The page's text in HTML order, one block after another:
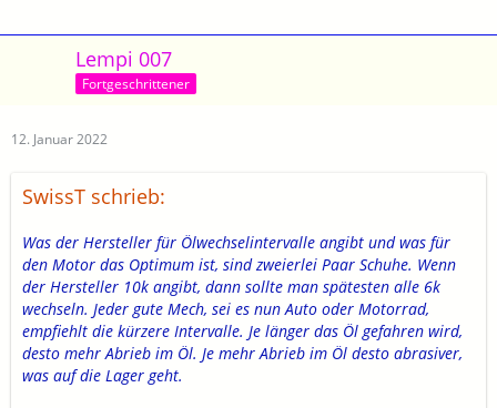
Lempi 007
Fortgeschrittener
12. Januar 2022
SwissT schrieb:
Was der Hersteller für Ölwechselintervalle angibt und was für
den Motor das Optimum ist, sind zweierlei Paar Schuhe. Wenn
der Hersteller 10k angibt, dann sollte man spätesten alle 6k
wechseln. Jeder gute Mech, sei es nun Auto oder Motorrad,
empfiehlt die kürzere Intervalle. Je länger das Öl gefahren wird,
desto mehr Abrieb im Öl. Je mehr Abrieb im Öl desto abrasiver,
was auf die Lager geht.